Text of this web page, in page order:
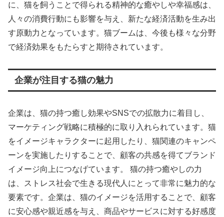
に、猫を飼うことで得られる精神的な癒やしや幸福感は、
人々の消費行動にも影響を与え、新たな経済活動を生み出
す原動力となっています。猫ブームは、今後も様々な分野
で経済効果をもたらすと期待されています。
企業が注目する猫の魅力
企業は、猫の持つ癒し効果やSNSでの拡散力に着目し、
マーケティング戦略に積極的に取り入れられています。猫
をイメージキャラクターに起用したり、猫関連のキャンペ
ーンを実施したりすることで、顧客の共感を得てブランド
イメージ向上につなげています。 猫の持つ癒やしの力
は、ストレス社会で生きる現代人にとって非常に魅力的な
要素です。企業は、猫のイメージを活用することで、顧客
に安心感や親近感を与え、商品やサービスに対する好感度